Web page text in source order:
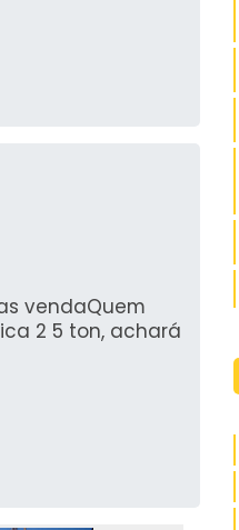
vendaQuem
2 5 ton, achará